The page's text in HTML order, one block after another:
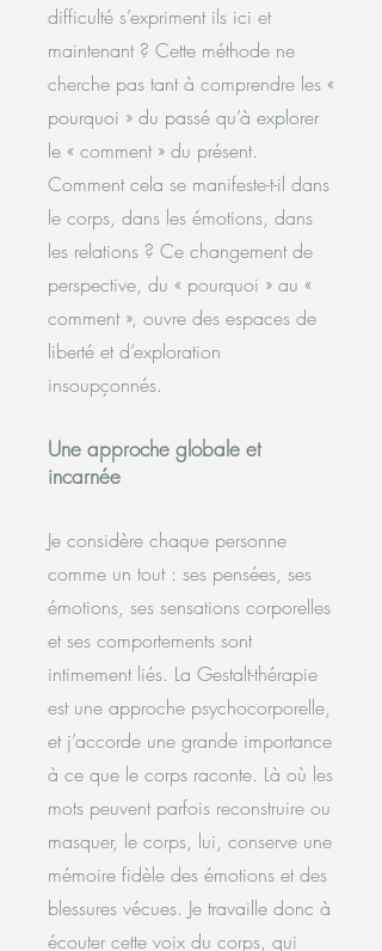
difficulté s’expriment ils ici et
maintenant ? Cette méthode ne
cherche pas tant à comprendre les «
pourquoi » du passé qu’à explorer
le « comment » du présent.
Comment cela se manifeste-t-il dans
le corps, dans les émotions, dans
les relations ? Ce changement de
perspective, du « pourquoi » au «
comment », ouvre des espaces de
liberté et d’exploration
insoupçonnés.
Une approche globale et
incarnée
Je considère chaque personne
comme un tout : ses pensées, ses
émotions, ses sensations corporelles
et ses comportements sont
intimement liés. La Gestalt-thérapie
est une approche psychocorporelle,
et j’accorde une grande importance
à ce que le corps raconte. Là où les
mots peuvent parfois reconstruire ou
masquer, le corps, lui, conserve une
mémoire fidèle des émotions et des
blessures vécues. Je travaille donc à
écouter cette voix du corps, qui